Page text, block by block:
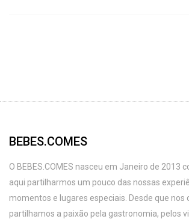
BEBES.COMES
O BEBES.COMES nasceu em Janeiro de 2013
aqui partilharmos um pouco das nossas
momentos e lugares especiais. Desde que nos
partilhamos a paixão pela gastronomia, pelos